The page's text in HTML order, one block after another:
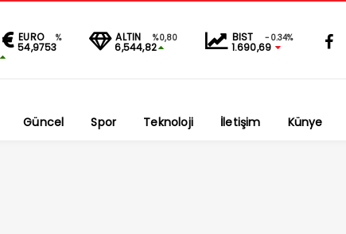
EURO %
54,9753
ALTIN %0,80
6,544,82
BIST -0.34%
1.690,69
Güncel Spor Teknoloji İletişim Künye